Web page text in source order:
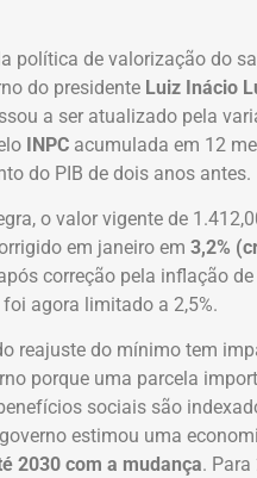
política de valorização do
do presidente Luiz Inácio
a ser atualizado pela
INPC acumulada em 12
do PIB de dois anos antes.
o valor vigente de
em janeiro em 3,2%
correção pela inflação de
agora limitado a 2,5%.
reajuste do mínimo tem
porque uma parcela
sociais são
estimou uma
2030 com a mudança. Para